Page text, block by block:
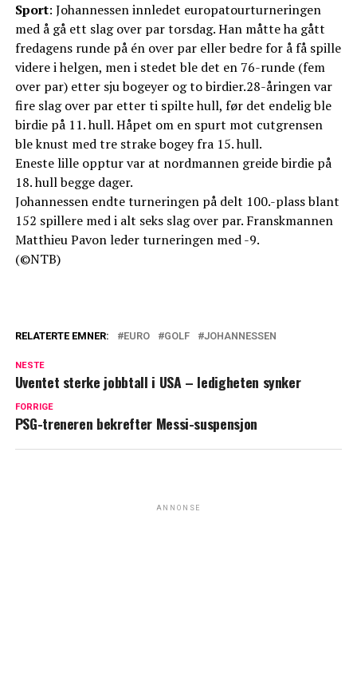
Sport: Johannessen innledet europatourturneringen
med å gå ett slag over par torsdag. Han måtte ha gått
fredagens runde på én over par eller bedre for å få spille
videre i helgen, men i stedet ble det en 76-runde (fem
over par) etter sju bogeyer og to birdier.28-åringen var
fire slag over par etter ti spilte hull, før det endelig ble
birdie på 11. hull. Håpet om en spurt mot cutgrensen
ble knust med tre strake bogey fra 15. hull.
Eneste lille opptur var at nordmannen greide birdie på
18. hull begge dager.
Johannessen endte turneringen på delt 100.-plass blant
152 spillere med i alt seks slag over par. Franskmannen
Matthieu Pavon leder turneringen med -9.
(©NTB)
RELATERTE EMNER: EURO GOLF JOHANNESSEN
NESTE
Uventet sterke jobbtall i USA – ledigheten synker
FORRIGE
PSG-treneren bekrefter Messi-suspensjon
ANNONSE